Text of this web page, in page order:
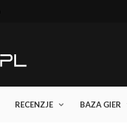
RECENZJE BAZA GIER